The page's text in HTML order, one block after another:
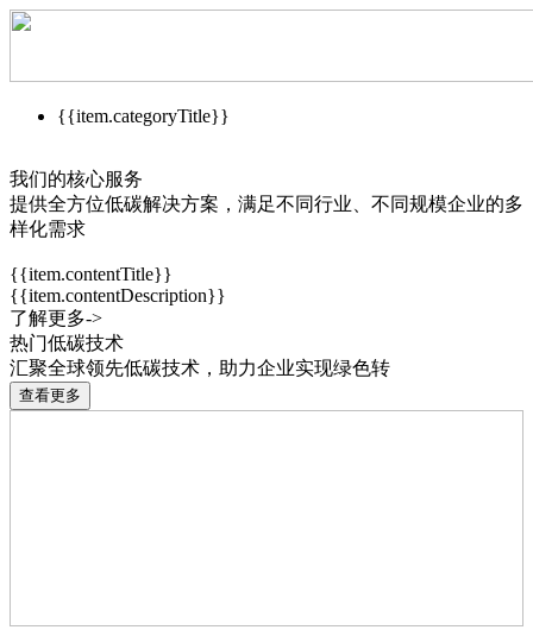
{{item.categoryTitle}}
我们的核心服务
提供全方位低碳解决方案，满足不同行业、不同规模企业的多
样化需求
{{item.contentTitle}}
{{item.contentDescription}}
了解更多->
热门低碳技术
汇聚全球领先低碳技术，助力企业实现绿色转
查看更多